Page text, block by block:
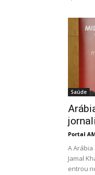
Saúde
Portal
A
Jamal
entrou